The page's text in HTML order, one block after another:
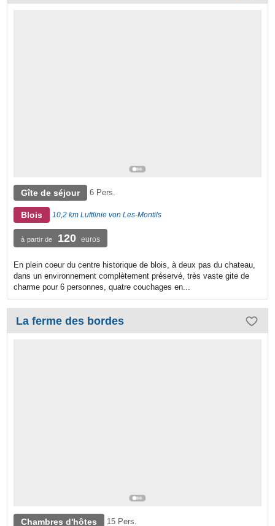
Gîte de séjour 6 Pers.
Blois 10,2 km Luftlinie von Les-Montils
à partir de 120 euros
En plein coeur du centre historique de blois, à deux pas du chateau,
dans un environnement complètement préservé, très vaste gite de
charme pour 6 personnes, quatre couchages en...
La ferme des bordes
Chambres d'hôtes 15 Pers.